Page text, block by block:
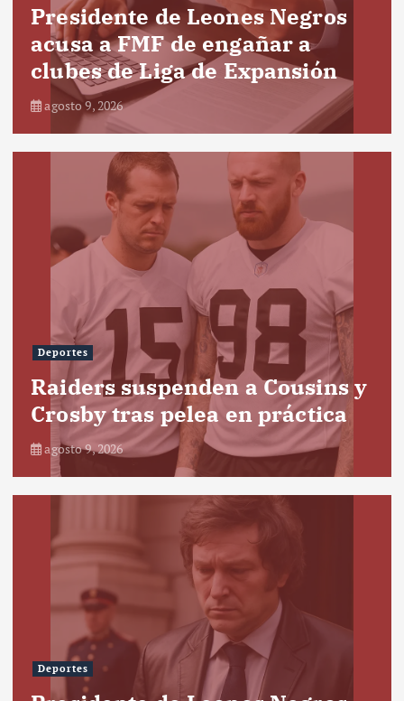
Presidente de Leones Negros
acusa a FMF de engañar a
clubes de Liga de Expansión
agosto 9, 2026
Deportes
Raiders suspenden a Cousins y
Crosby tras pelea en práctica
agosto 9, 2026
Deportes